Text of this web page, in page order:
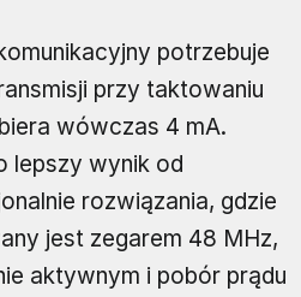
potrzebuje
przy taktowaniu
wówczas 4 mA.
lepszy wynik od
rozwiązania, gdzie
jest zegarem 48 MHz,
aktywnym i pobór prądu